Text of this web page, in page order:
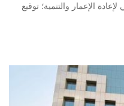
الإعمار والتنمية؛ توقيع